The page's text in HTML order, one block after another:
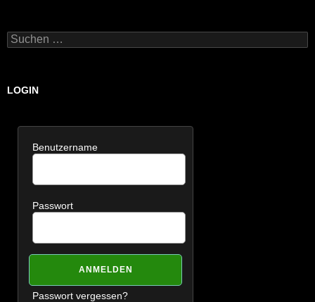
Suchen
nach:
LOGIN
Benutzername
Passwort
Passwort vergessen?